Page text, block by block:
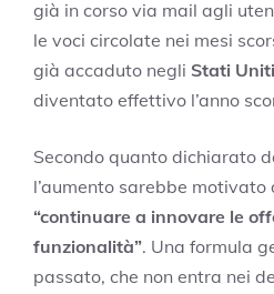
già in corso via mail agli
le voci circolate nei mesi
già accaduto negli Stati Uniti
diventato effettivo l’anno
Secondo quanto dichiarato
l’aumento sarebbe motivato
“continuare a innovare le
funzionalità”. Una formula
passato, che non entra nei